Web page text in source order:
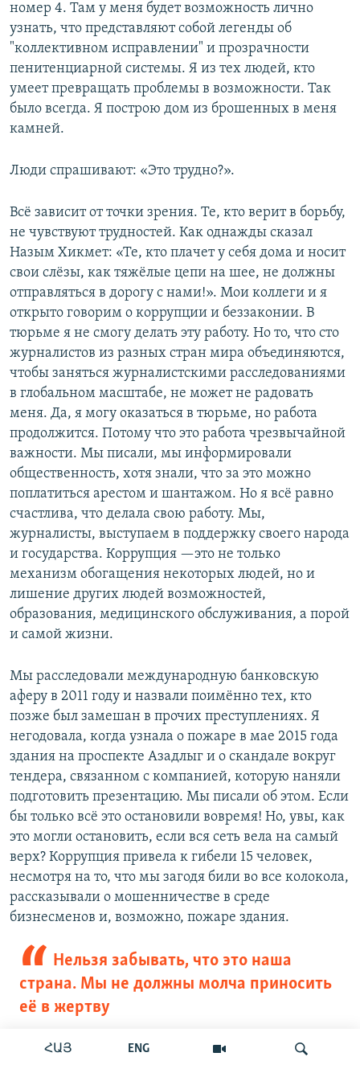
ՀԱՅ ENG
номер 4. Там у меня будет возможность лично
узнать, что представляют собой легенды об
"коллективном исправлении" и прозрачности
пенитенциарной системы. Я из тех людей, кто
умеет превращать проблемы в возможности. Так
было всегда. Я построю дом из брошенных в меня
камней.
Люди спрашивают: «Это трудно?».
Всё зависит от точки зрения. Те, кто верит в борьбу,
не чувствуют трудностей. Как однажды сказал
Назым Хикмет: «Те, кто плачет у себя дома и носит
свои слёзы, как тяжёлые цепи на шее, не должны
отправляться в дорогу с нами!». Мои коллеги и я
открыто говорим о коррупции и беззаконии. В
тюрьме я не смогу делать эту работу. Но то, что сто
журналистов из разных стран мира объединяются,
чтобы заняться журналистскими расследованиями
в глобальном масштабе, не может не радовать
меня. Да, я могу оказаться в тюрьме, но работа
продолжится. Потому что это работа чрезвычайной
важности. Мы писали, мы информировали
общественность, хотя знали, что за это можно
поплатиться арестом и шантажом. Но я всё равно
счастлива, что делала свою работу. Мы,
журналисты, выступаем в поддержку своего народа
и государства. Коррупция —это не только
механизм обогащения некоторых людей, но и
лишение других людей возможностей,
образования, медицинского обслуживания, а порой
и самой жизни.
Мы расследовали международную банковскую
аферу в 2011 году и назвали поимённо тех, кто
позже был замешан в прочих преступлениях. Я
негодовала, когда узнала о пожаре в мае 2015 года
здания на проспекте Азадлыг и о скандале вокруг
тендера, связанном с компанией, которую наняли
подготовить презентацию. Мы писали об этом. Если
бы только всё это остановили вовремя! Но, увы, как
это могли остановить, если вся сеть вела на самый
верх? Коррупция привела к гибели 15 человек,
несмотря на то, что мы загодя били во все колокола,
рассказывали о мошенничестве в среде
бизнесменов и, возможно, пожаре здания.
Нельзя забывать, что это наша
страна. Мы не должны молча приносить
её в жертву
Время не остановить, хотя я лично буду в тюрьме.